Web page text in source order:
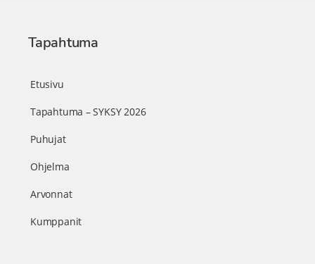
Tapahtuma
Etusivu
Tapahtuma – SYKSY 2026
Puhujat
Ohjelma
Arvonnat
Kumppanit